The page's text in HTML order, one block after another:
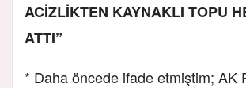
ACİZLİKTEN KAYNAKLI TOPU
ATTI”
* Daha öncede ifade etmiştim; AK